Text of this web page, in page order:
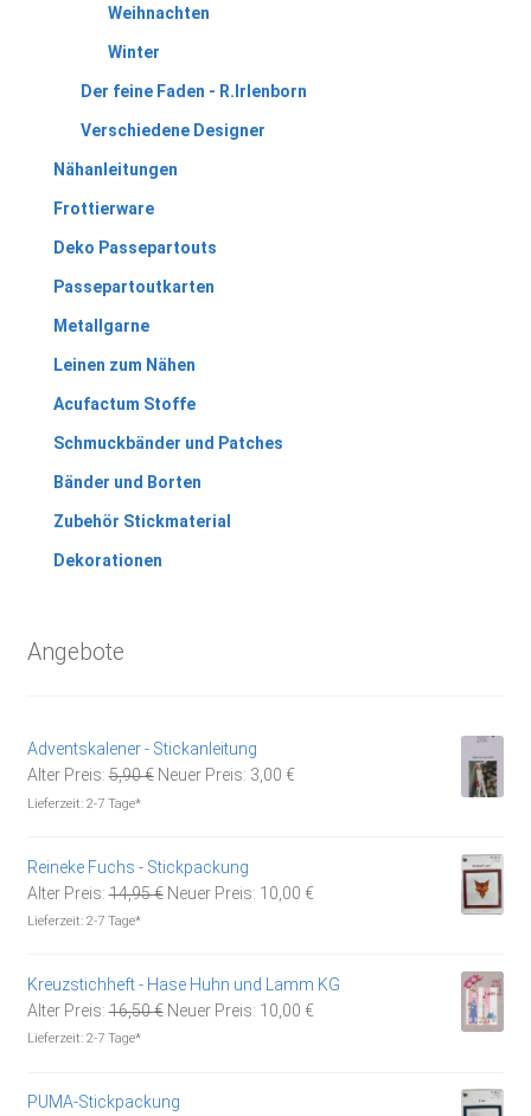
Weihnachten
Winter
Der feine Faden - R.Irlenborn
Verschiedene Designer
Nähanleitungen
Frottierware
Deko Passepartouts
Passepartoutkarten
Metallgarne
Leinen zum Nähen
Acufactum Stoffe
Schmuckbänder und Patches
Bänder und Borten
Zubehör Stickmaterial
Dekorationen
Angebote
Adventskalener - Stickanleitung
Alter Preis: 5,90€ Ursprünglicher
Neuer Preis: 3,00 €Aktueller
Lieferzeit: 2-7 Tage*
Reineke Fuchs - Stickpackung
Alter Preis: 14,95€ Ursprünglicher
Neuer Preis: 10,00 €Aktueller
Lieferzeit: 2-7 Tage*
Kreuzstichheft - Hase Huhn und Lamm KG
Alter Preis: 16,50€ Ursprünglicher
Neuer Preis: 10,00 €Aktueller
Lieferzeit: 2-7 Tage*
PUMA-Stickpackung